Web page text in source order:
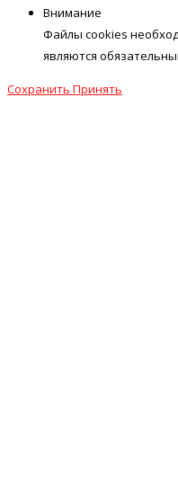
Внимание
Файлы cookies
являются
Сохранить Принять